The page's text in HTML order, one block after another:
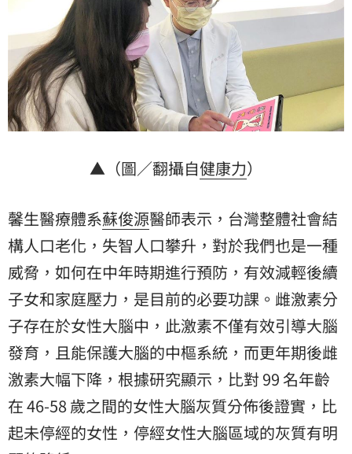
▲（圖／翻攝自健康力）
馨生醫療體系蘇俊源醫師表示，台灣整體社會結
構人口老化，失智人口攀升，對於我們也是一種
威脅，如何在中年時期進行預防，有效減輕後續
子女和家庭壓力，是目前的必要功課。雌激素分
子存在於女性大腦中，此激素不僅有效引導大腦
發育，且能保護大腦的中樞系統，而更年期後雌
激素大幅下降，根據研究顯示，比對 99 名年齡
在 46-58 歲之間的女性大腦灰質分佈後證實，比
起未停經的女性，停經女性大腦區域的灰質有明